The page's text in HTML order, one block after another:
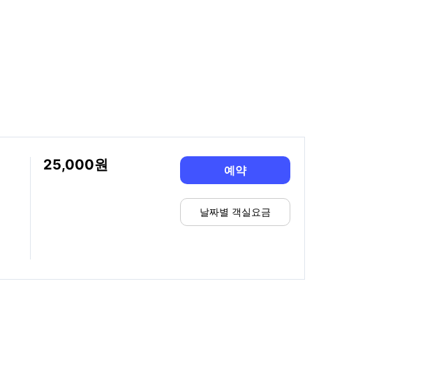
25,000 예약
날짜별 객실요금